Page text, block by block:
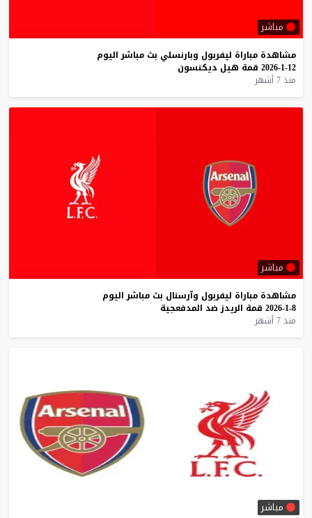
مباشر
مشاهدة مباراة ليفربول وبارنسلي بث مباشر اليوم
12-1-2026
قمة هيل ديكنسون
منذ 7 أشهر
مباشر
مشاهدة مباراة ليفربول وآرسنال بث مباشر اليوم
8-1-2026
قمة الريدز ضد المدفعجية
منذ 7 أشهر
مباشر